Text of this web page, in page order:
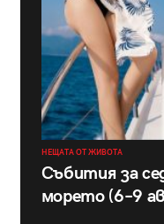
НЕЩАТА ОТ ЖИВОТА
Събития за
морето (6–9